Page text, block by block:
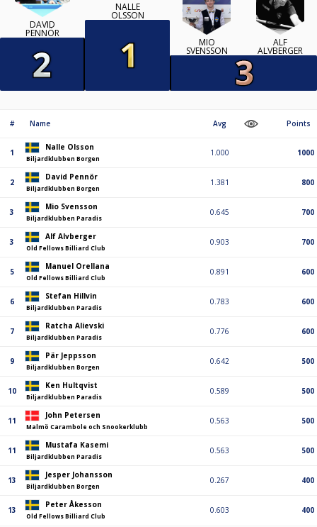
DAVID
PENNÖR
NALLE
OLSSON
MIO
SVENSSON
ALF
ALVBERGER
# Name Avg Points
1
Nalle Olsson
Biljardklubben Borgen
1.000 1000
2
David Pennör
Biljardklubben Borgen
1.381 800
3
Mio Svensson
Biljardklubben Paradis
0.645 700
3
Alf Alvberger
Old Fellows Billiard Club
0.903 700
5
Manuel Orellana
Old Fellows Billiard Club
0.891 600
6
Stefan Hillvin
Biljardklubben Paradis
0.783 600
7
Ratcha Alievski
Biljardklubben Paradis
0.776 600
9
Pär Jeppsson
Biljardklubben Borgen
0.642 500
10
Ken Hultqvist
Biljardklubben Paradis
0.589 500
11
John Petersen
Malmö Carambole och Snookerklubb
0.563 500
11
Mustafa Kasemi
Biljardklubben Paradis
0.563 500
13
Jesper Johansson
Biljardklubben Borgen
0.267 400
13
Peter Åkesson
Old Fellows Billiard Club
0.603 400